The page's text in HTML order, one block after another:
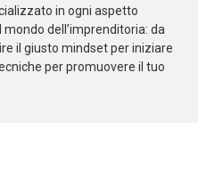
in ogni aspetto
dell’imprenditoria: da
il giusto mindset per iniziare
per promuovere il tuo